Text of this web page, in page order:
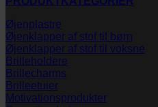
Øjenplastre
Øjenklapper af stof til børn
Øjenklapper af stof til voksne
Brilleholdere
Brillecharms
Brilleetuier
Motivationsprodukter